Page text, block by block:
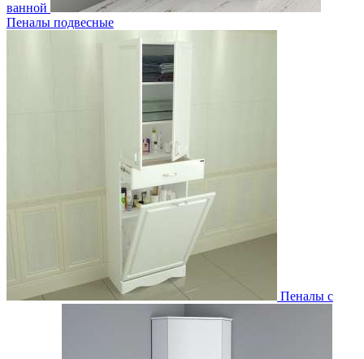
ванной
Пеналы подвесные
Пеналы с